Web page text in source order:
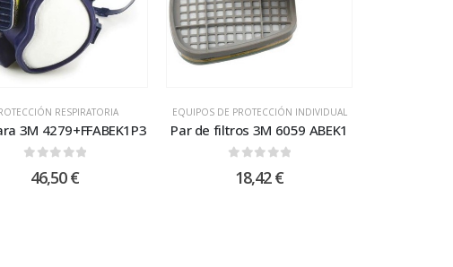
RESPIRATORIA
3M 4279+FFABEK1P3
46,50€
EQUIPOS DE PROTECCIÓN INDIVIDUAL
Par de filtros 3M 6059 ABEK1
18,42€